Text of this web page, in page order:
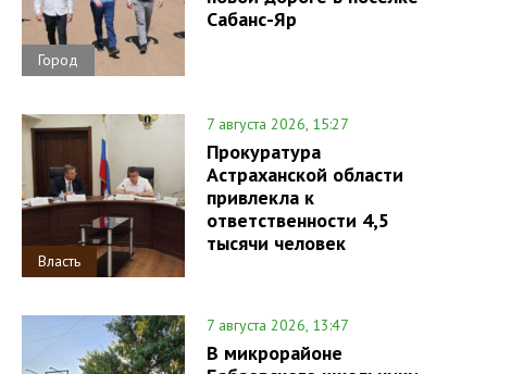
Город
Сабанс-Яр
Власть
7 августа 2026, 15:27
Прокуратура
Астраханской области
привлекла к
ответственности 4,5
тысячи человек
7 августа 2026, 13:47
В микрорайоне